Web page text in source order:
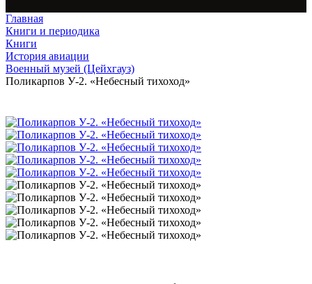
Главная
Книги и периодика
Книги
История авиации
Военный музей (Цейхгауз)
Поликарпов У-2. «Небесный тихоход»